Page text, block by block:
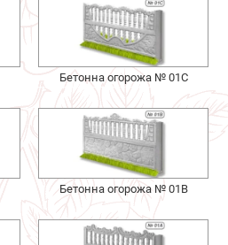
Бетонна огорожа № 01С
Бетонна огорожа № 01В